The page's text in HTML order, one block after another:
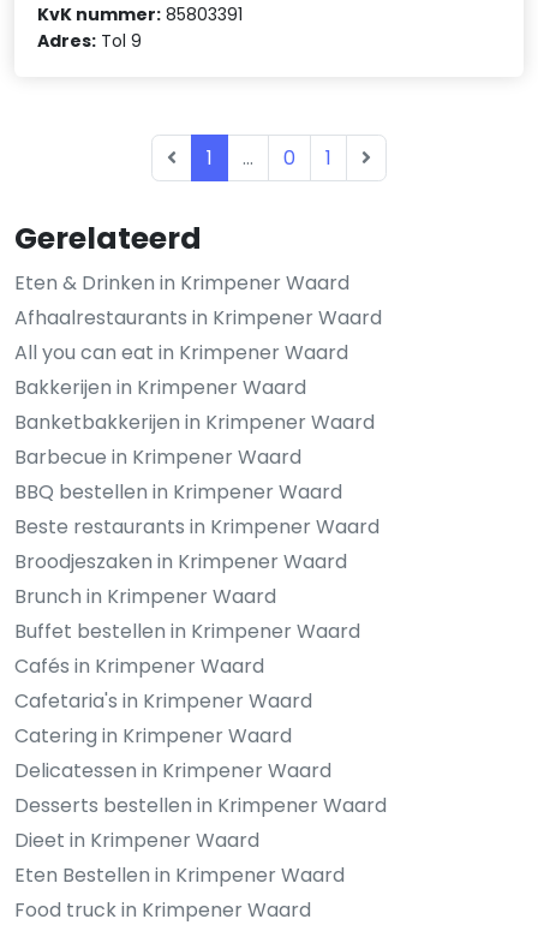
Gerelateerd
Eten & Drinken in Krimpener Waard
Afhaalrestaurants in Krimpener Waard
All you can eat in Krimpener Waard
Bakkerijen in Krimpener Waard
Banketbakkerijen in Krimpener Waard
Barbecue in Krimpener Waard
BBQ bestellen in Krimpener Waard
Beste restaurants in Krimpener Waard
Broodjeszaken in Krimpener Waard
Brunch in Krimpener Waard
Buffet bestellen in Krimpener Waard
Cafés in Krimpener Waard
Cafetaria's in Krimpener Waard
Catering in Krimpener Waard
Delicatessen in Krimpener Waard
Desserts bestellen in Krimpener Waard
Dieet in Krimpener Waard
Eten Bestellen in Krimpener Waard
Food truck in Krimpener Waard
KvK nummer: 85803391
Adres: Tol 9
1 ... 0 1